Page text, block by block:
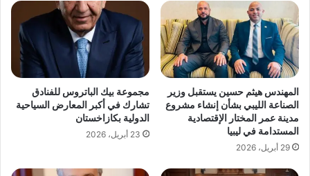
المهندس هيثم حسين يستقبل وزير
الصناعة الليبي بشأن إنشاء مشروع
مدينة عمر المختار الإقتصادية
المستدامة في ليبيا
29 أبريل، 2026
مجموعة بيك الباتروس للفنادق
تشارك في أكبر المعارض السياحية
الدولية بكازاخستان
23 أبريل، 2026